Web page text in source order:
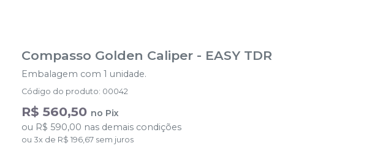
Compasso Golden Caliper - EASY TDR
Embalagem com 1 unidade.
Código do produto: 00042
R$ 560,50 no Pix
ou R$ 590,00 nas demais condições
ou 3x de R$ 196,67 sem juros